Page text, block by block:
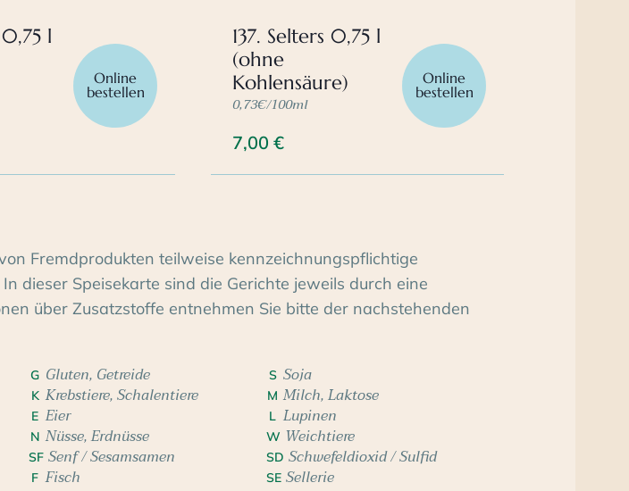
0,75 l
Online
bestellen
137. Selters 0,75 l
(ohne
Kohlensäure)
7,00 €
0,73€/100ml
Online
bestellen
Fremdprodukten teilweise kennzeichnungspflichtige
dieser Speisekarte sind die Gerichte jeweils durch eine
über Zusatzstoffe entnehmen Sie bitte der nachstehenden
G Gluten, Getreide
K Krebstiere, Schalentiere
E Eier
N Nüsse, Erdnüsse
SF Senf / Sesamsamen
F Fisch
S Soja
M Milch, Laktose
L Lupinen
W Weichtiere
SD Schwefeldioxid / Sulfid
SE Sellerie